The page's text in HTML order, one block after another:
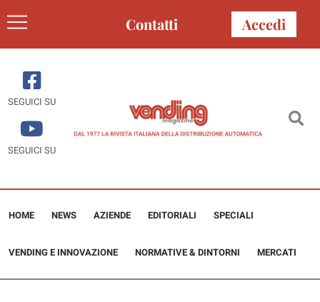
Contatti Accedi
SEGUICI SU
SEGUICI SU
HOME NEWS AZIENDE EDITORIALI SPECIALI
VENDING E INNOVAZIONE NORMATIVE & DINTORNI MERCATI